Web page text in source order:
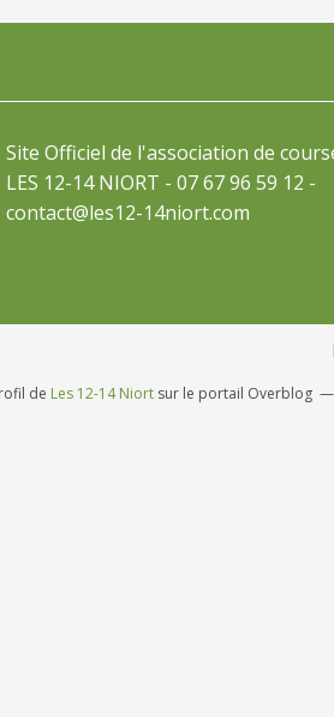
Site Officiel de l'association de
LES 12-14 NIORT - 07 67 96 59 12 -
contact@les12-14niort.com
de Les 12-14 Niort sur le portail Overblog